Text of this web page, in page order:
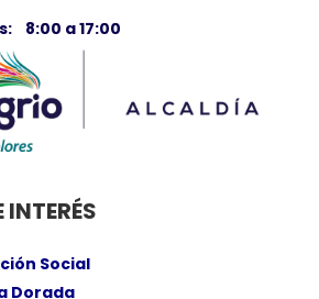
8:00 a 17:00
INTERÉS
Social
Dorada